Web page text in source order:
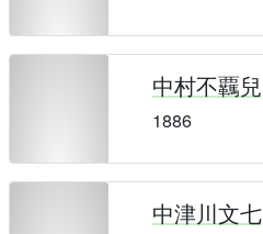
中村不覊兒
1886
中津川文七